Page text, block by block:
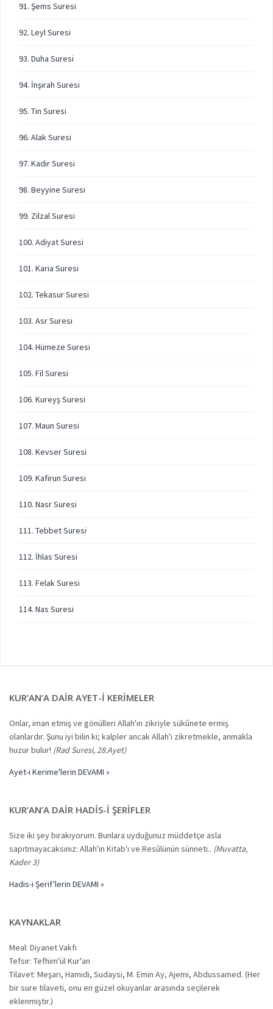
91. Şems Suresi
92. Leyl Suresi
93. Duha Suresi
94. İnşirah Suresi
95. Tin Suresi
96. Alak Suresi
97. Kadir Suresi
98. Beyyine Suresi
99. Zilzal Suresi
100. Adiyat Suresi
101. Karia Suresi
102. Tekasur Suresi
103. Asr Suresi
104. Hümeze Suresi
105. Fil Suresi
106. Kureyş Suresi
107. Maun Suresi
108. Kevser Suresi
109. Kafirun Suresi
110. Nasr Suresi
111. Tebbet Suresi
112. İhlas Suresi
113. Felak Suresi
114. Nas Suresi
KUR’AN’A DAIR AYET-I KERIMELER
Onlar, iman etmiş ve gönülleri Allah'ın zikriyle sükûnete ermiş
olanlardır. Şunu iyi bilin ki; kalpler ancak Allah'ı zikretmekle, anmakla
huzur bulur! (Rad Suresi, 28.Ayet)
Ayet-i Kerime'lerin DEVAMI »
KUR’AN’A DAIR HADIS-I ŞERIFLER
Size iki şey bırakıyorum. Bunlara uyduğunuz müddetçe asla
sapıtmayacaksınız: Allah'ın Kitab'ı ve Resûlünün sünneti.. (Muvatta,
Kader 3)
Hadis-i Şerif'lerin DEVAMI »
KAYNAKLAR
Meal: Diyanet Vakfı
Tefsir: Tefhim'ül Kur'an
Tilavet: Meşari, Hamidi, Sudaysi, M. Emin Ay, Ajemi, Abdussamed. (Her
bir sure tilaveti, onu en güzel okuyanlar arasında seçilerek
eklenmiştir.)